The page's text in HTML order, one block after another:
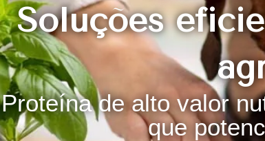
Soluções
Proteína de alto valor
que